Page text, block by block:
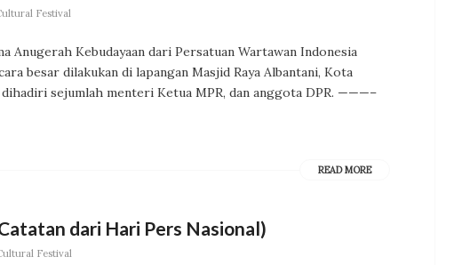
Festival
Anugerah Kebudayaan dari Persatuan Wartawan Indonesia
besar dilakukan di lapangan Masjid Raya Albantani, Kota
sejumlah menteri Ketua MPR, dan anggota DPR. ———–
READ MORE
dari Hari Pers Nasional)
Festival